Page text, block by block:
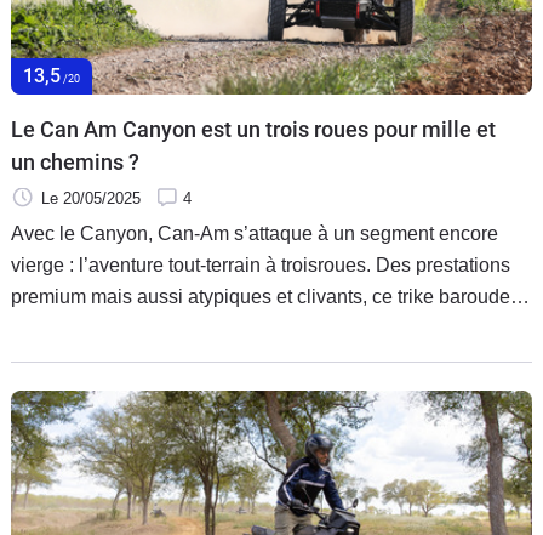
Auto
13,5 /20
Le Can Am Canyon est un trois roues pour mille et
un chemins ?
Le 20/05/2025 4
Avec le Canyon, Can-Am s’attaque à un segment encore
vierge : l’aventure tout-terrain à troisroues. Des prestations
premium mais aussi atypiques et clivants, ce trike baroudeur